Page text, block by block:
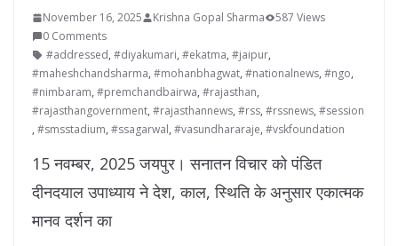
November 16, 2025 Krishna Gopal Sharma
587 Views
0 Comments
#addressed, #diyakumari, #ekatma, #jaipur,
#maheshchandsharma, #mohanbhagwat, #nationalnews, #ngo,
#nimbaram, #premchandbairwa, #rajasthan,
#rajasthangovernment, #rajasthannews, #rss, #rssnews, #session
, #smsstadium, #ssagarwal, #vasundhararaje, #vskfoundation
15 नवम्बर, 2025 जयपुर। सनातन विचार को पंडित
दीनदयाल उपाध्याय ने देश, काल, स्थिति के अनुसार एकात्मक
मानव दर्शन का